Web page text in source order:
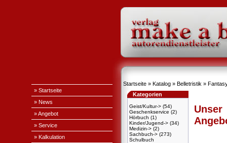
» Startseite
» News
» Angebot
» Service
» Kalkulation
Startseite » Katalog » Belletristik »
Kategorien
Geist/Kultur-> (54)
Geschenkservice (2)
Hörbuch (1)
Kinder/Jugend-> (34)
Medizin-> (2)
Sachbuch-> (273)
Schulbuch
Unser